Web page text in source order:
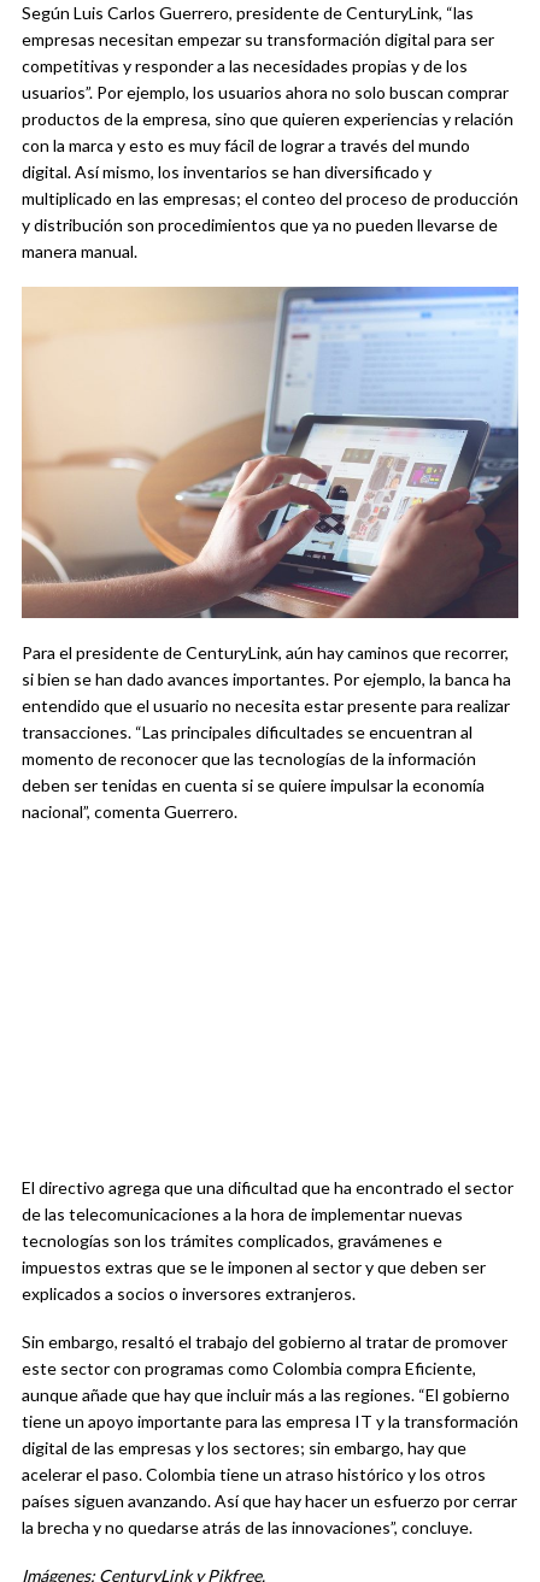
Según Luis Carlos Guerrero, presidente de CenturyLink, “las
empresas necesitan empezar su transformación digital para ser
competitivas y responder a las necesidades propias y de los
usuarios”. Por ejemplo, los usuarios ahora no solo buscan comprar
productos de la empresa, sino que quieren experiencias y relación
con la marca y esto es muy fácil de lograr a través del mundo
digital. Así mismo, los inventarios se han diversificado y
multiplicado en las empresas; el conteo del proceso de producción
y distribución son procedimientos que ya no pueden llevarse de
manera manual.
Para el presidente de CenturyLink, aún hay caminos que recorrer,
si bien se han dado avances importantes. Por ejemplo, la banca ha
entendido que el usuario no necesita estar presente para realizar
transacciones. “Las principales dificultades se encuentran al
momento de reconocer que las tecnologías de la información
deben ser tenidas en cuenta si se quiere impulsar la economía
nacional”, comenta Guerrero.
El directivo agrega que una dificultad que ha encontrado el sector
de las telecomunicaciones a la hora de implementar nuevas
tecnologías son los trámites complicados, gravámenes e
impuestos extras que se le imponen al sector y que deben ser
explicados a socios o inversores extranjeros.
Sin embargo, resaltó el trabajo del gobierno al tratar de promover
este sector con programas como Colombia compra Eficiente,
aunque añade que hay que incluir más a las regiones. “El gobierno
tiene un apoyo importante para las empresa IT y la transformación
digital de las empresas y los sectores; sin embargo, hay que
acelerar el paso. Colombia tiene un atraso histórico y los otros
países siguen avanzando. Así que hay hacer un esfuerzo por cerrar
la brecha y no quedarse atrás de las innovaciones”, concluye.
Imágenes: CenturyLink y Pikfree.